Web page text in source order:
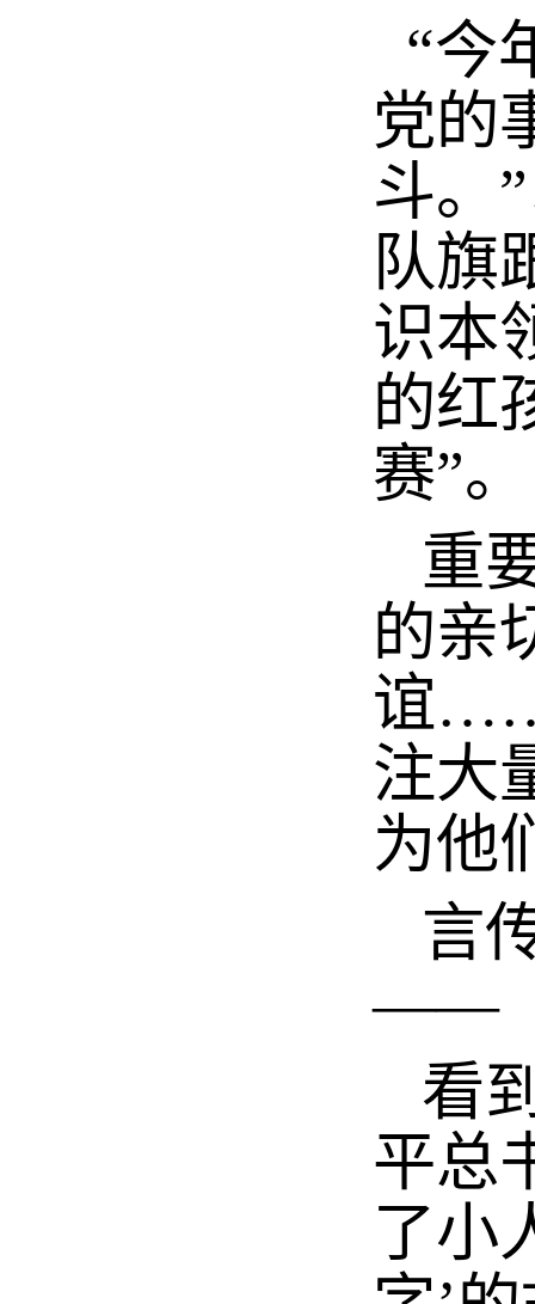
“今
党的
斗。
队旗
识本
的红
赛”。
重
的亲
谊……
注大
为他
言
——
看
平总
了小